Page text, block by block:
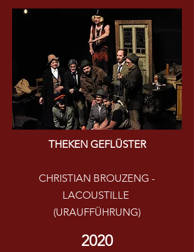
THEKEN GEFLÜSTER
CHRISTIAN BROUZENG -
LACOUSTILLE
(URAUFFÜHRUNG)
2020